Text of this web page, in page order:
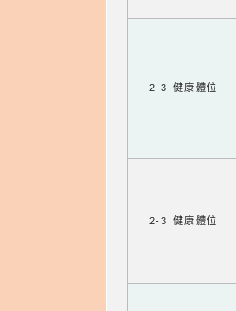
2-3 健康體位
2-3 健康體位